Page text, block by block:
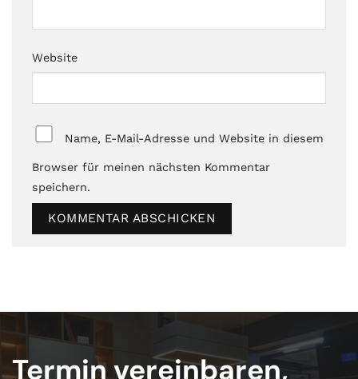
Website
Name, E-Mail-Adresse und Website in diesem
Browser für meinen nächsten Kommentar
speichern.
Termin vereinbaren,